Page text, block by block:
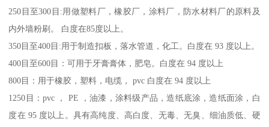
250目至300目:用做塑料厂，橡胶厂，涂料厂，防水材料厂的原料及
内外墙粉刷。 白度在85度以上。
350目至400目:用于制造扣板，落水管道，化工。白度在 93 度以上。
400目至600目：可用于牙膏膏体，肥皂。白度在 94 度以上
800目：用于橡胶，塑料，电缆， pvc 白度在 94 度以上
1250目：pvc ， PE ，油漆，涂料级产品，造纸底涂，造纸面涂，白
度在 95 度以上。具有高纯度、高白度、无毒、无臭、细油质低、硬